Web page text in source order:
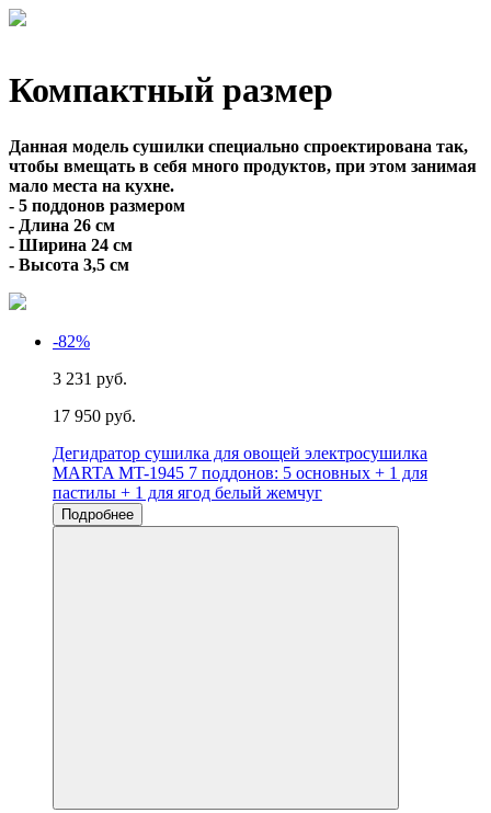
Компактный размер
Данная модель сушилки специально спроектирована так,
чтобы вмещать в себя много продуктов, при этом занимая
мало места на кухне.
- 5 поддонов размером
- Длина 26 см
- Ширина 24 см
- Высота 3,5 см
-82%
3 231 руб.
17 950 руб.
Дегидратор сушилка для овощей электросушилка
MARTA MT-1945 7 поддонов: 5 основных + 1 для
пастилы + 1 для ягод белый жемчуг
Подробнее